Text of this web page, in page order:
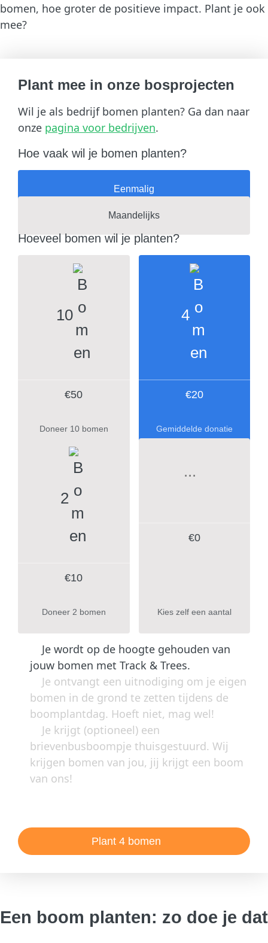
bomen, hoe groter de positieve impact. Plant je ook
mee?
Plant mee in onze bosprojecten
Wil je als bedrijf bomen planten? Ga dan naar
onze pagina voor bedrijven.
Hoe vaak wil je bomen planten?
Eenmalig
Maandelijks
Hoeveel bomen wil je planten?
10
€50
Doneer 10 bomen
4
€20
Gemiddelde donatie
2
€10
Doneer 2 bomen
€0
Kies zelf een aantal
Je wordt op de hoogte gehouden van
jouw bomen met Track & Trees.
Je ontvangt een uitnodiging om je eigen
bomen in de grond te zetten tijdens de
boomplantdag. Hoeft niet, mag wel!
Je krijgt (optioneel) een
brievenbusboompje thuisgestuurd. Wij
krijgen bomen van jou, jij krijgt een boom
van ons!
Plant 4 bomen
Een boom planten: zo doe je dat